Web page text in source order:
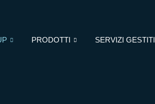
PRODOTTI SERVIZI GESTITI